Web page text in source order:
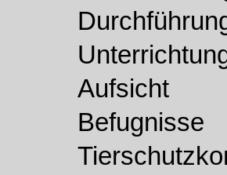
Aufsicht
Befugnisse